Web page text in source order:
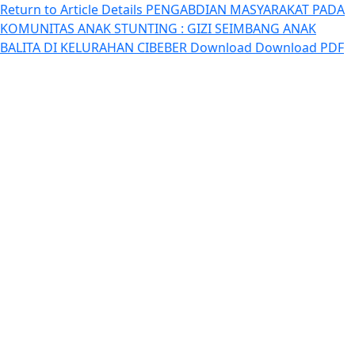
Return to Article Details PENGABDIAN MASYARAKAT PADA
KOMUNITAS ANAK STUNTING : GIZI SEIMBANG ANAK
BALITA DI KELURAHAN CIBEBER Download Download PDF